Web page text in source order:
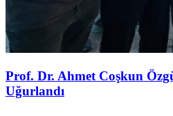
Prof. Dr. Ahmet Coşkun
Uğurlandı